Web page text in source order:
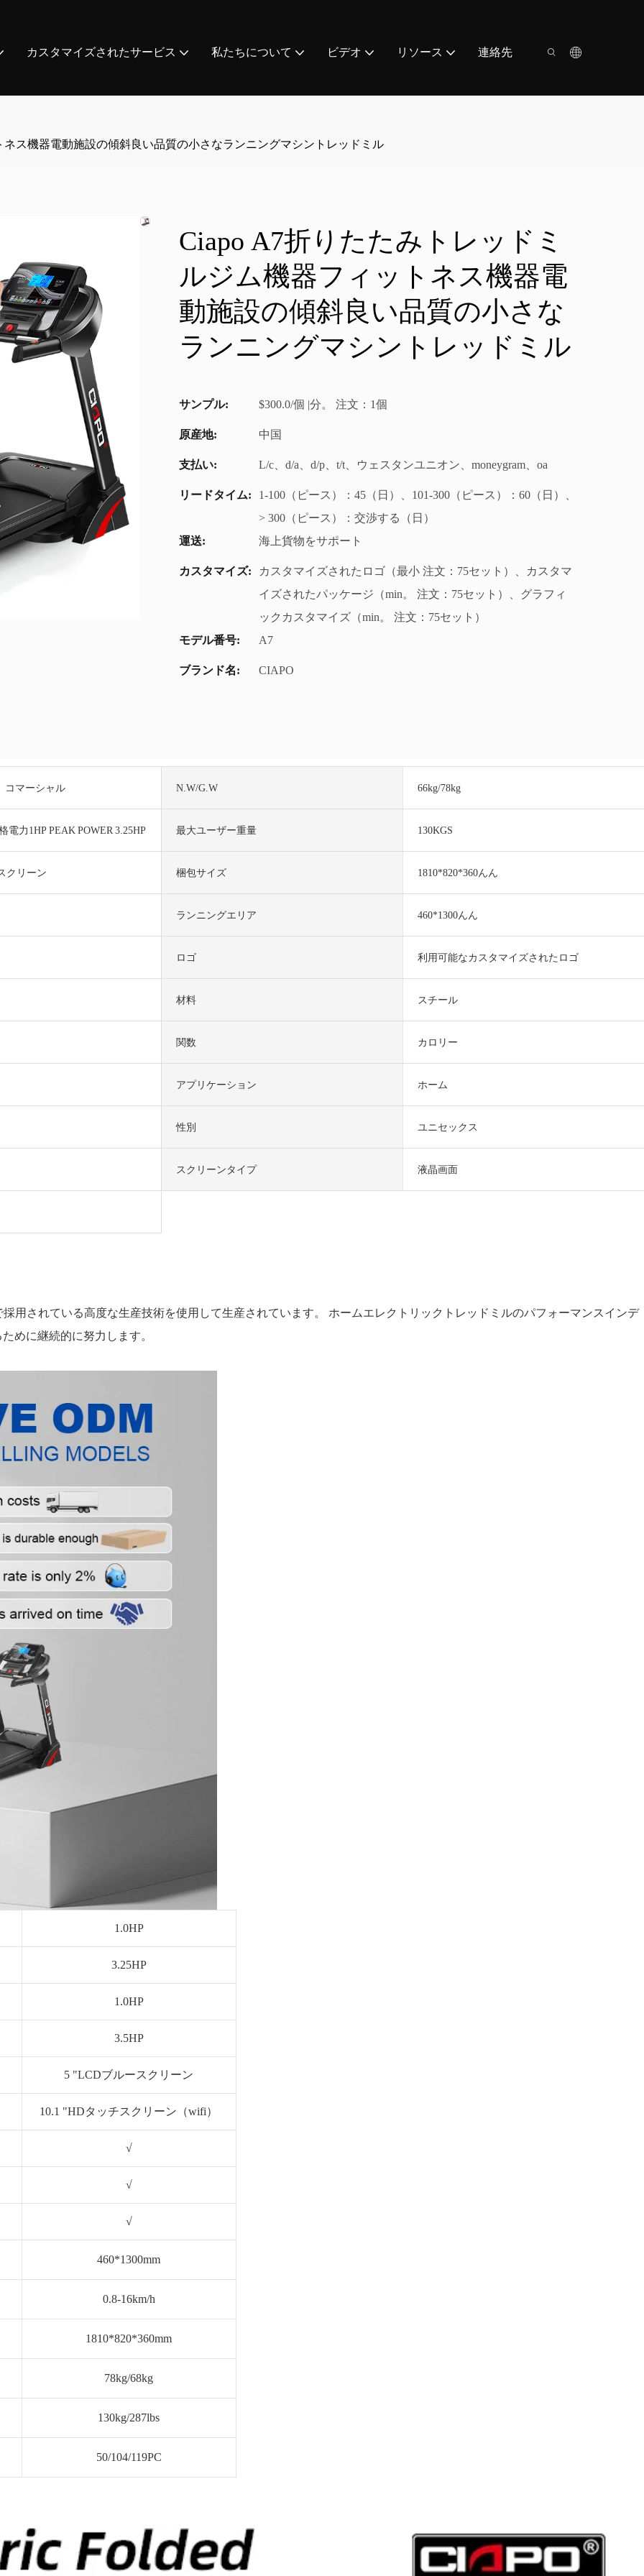
カスタマイズされたサービス 私たちについて ビデオ リソース 連絡先
ス機器電動施設の傾斜良い品質の小さなランニングマシントレッドミル
Ciapo A7折りたたみトレッドミ
ルジム機器フィットネス機器電
動施設の傾斜良い品質の小さな
ランニングマシントレッドミル
サンプル: $300.0/個 |分。 注文：1個
原産地: 中国
支払い: L/c、d/a、d/p、t/t、ウェスタンユニオン、moneygram、oa
リードタイム:
1-100（ピース）：45（日）、101-300（ピース）：60（日）、
> 300（ピース）：交渉する（日）
運送:
海上貨物をサポート
カスタマイズ:
カスタマイズされたロゴ（最小 注文：75セット）、カスタマ
イズされたパッケージ（min。 注文：75セット）、グラフィ
ックカスタマイズ（min。 注文：75セット）
モデル番号:
A7
ブランド名: CIAPO
コマーシャル N.W/G.W 66kg/78kg
電力1HP PEAK POWER 3.25HP 最大ユーザー重量 130KGS
クリーン 梱包サイズ 1810*820*360んん
ランニングエリア 460*1300んん
ロゴ 利用可能なカスタマイズされたロゴ
材料 スチール
関数 カロリー
アプリケーション ホーム
性別 ユニセックス
スクリーンタイプ 液晶画面
採用されている高度な生産技術を使用して生産されています。 ホームエレクトリックトレッドミルのパフォーマンスインデ
めに継続的に努力します。
1.0HP
3.25HP
1.0HP
3.5HP
5 "LCDブルースクリーン
10.1 "HDタッチスクリーン（wifi）
√
√
√
460*1300mm
0.8-16km/h
1810*820*360mm
78kg/68kg
130kg/287lbs
50/104/119PC